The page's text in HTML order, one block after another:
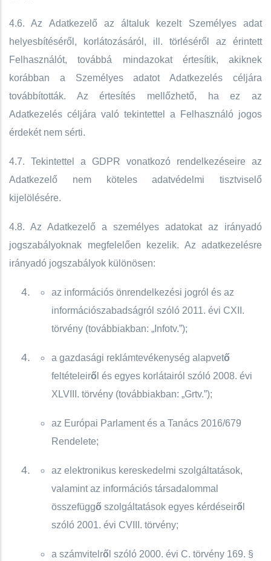
4.6. Az Adatkezelő az általuk kezelt Személyes adat
helyesbítéséről, korlátozásáról, ill. törléséről az érintett
Felhasználót, továbbá mindazokat értesítik, akiknek
korábban a Személyes adatot Adatkezelés céljára
továbbították. Az értesítés mellőzhető, ha ez az
Adatkezelés céljára való tekintettel ​a Felhasználó ​jogos
érdekét nem sérti.
4.7. Tekintettel a GDPR vonatkozó rendelkezéseire az
Adatkezelő nem köteles adatvédelmi tisztviselő
kijelölésére.
4.8. Az Adatkezelő a személyes adatokat az irányadó
jogszabályoknak megfelelően kezelik. Az adatkezelésre
irányadó jogszabályok különösen:
az információs önrendelkezési jogról és az
információszabadságról szóló 2011. évi CXII.
törvény (továbbiakban: „Infotv.”);
a gazdasági reklámtevékenység alapvető
feltételeirő l és egyes korlátairól szóló 2008. évi
XLVIII. törvény (továbbiakban: „Grtv.”);
az Európai Parlament és a Tanács 2016/679
Rendelete;
az elektronikus kereskedelmi szolgáltatások,
valamint az információs társadalommal
összefüggő szolgáltatások egyes kérdéseirő
szóló 2001. évi CVIII. törvény;
a számvitelrő l szóló 2000. évi C. törvény 169. §